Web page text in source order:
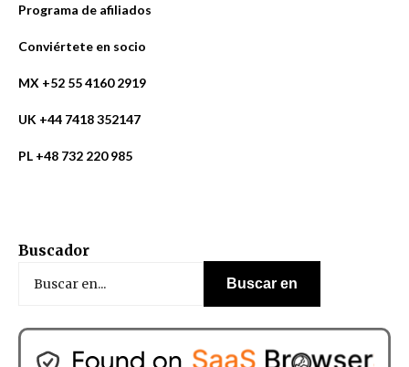
Programa de afiliados
Conviértete en socio
MX +52 55 4160 2919
UK +44 7418 352147
PL +48 732 220 985
Buscador